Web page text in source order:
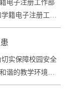
电子注册工作部
谐的教学环境，